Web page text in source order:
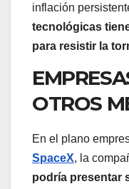
inflación
tecnológicas
para resistir la
OTROS
En el plano
SpaceX, la
podría presentar